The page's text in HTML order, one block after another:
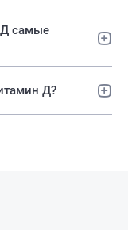
Д?